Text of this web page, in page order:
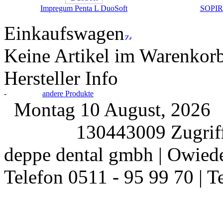
Impregum Penta L DuoSoft
Einkaufswagen
Keine Artikel im
Hersteller Info
- andere Produkte
Montag 10 August, 2026
130443009
deppe dental gmbh |
Telefon 0511 - 95 99 70 |